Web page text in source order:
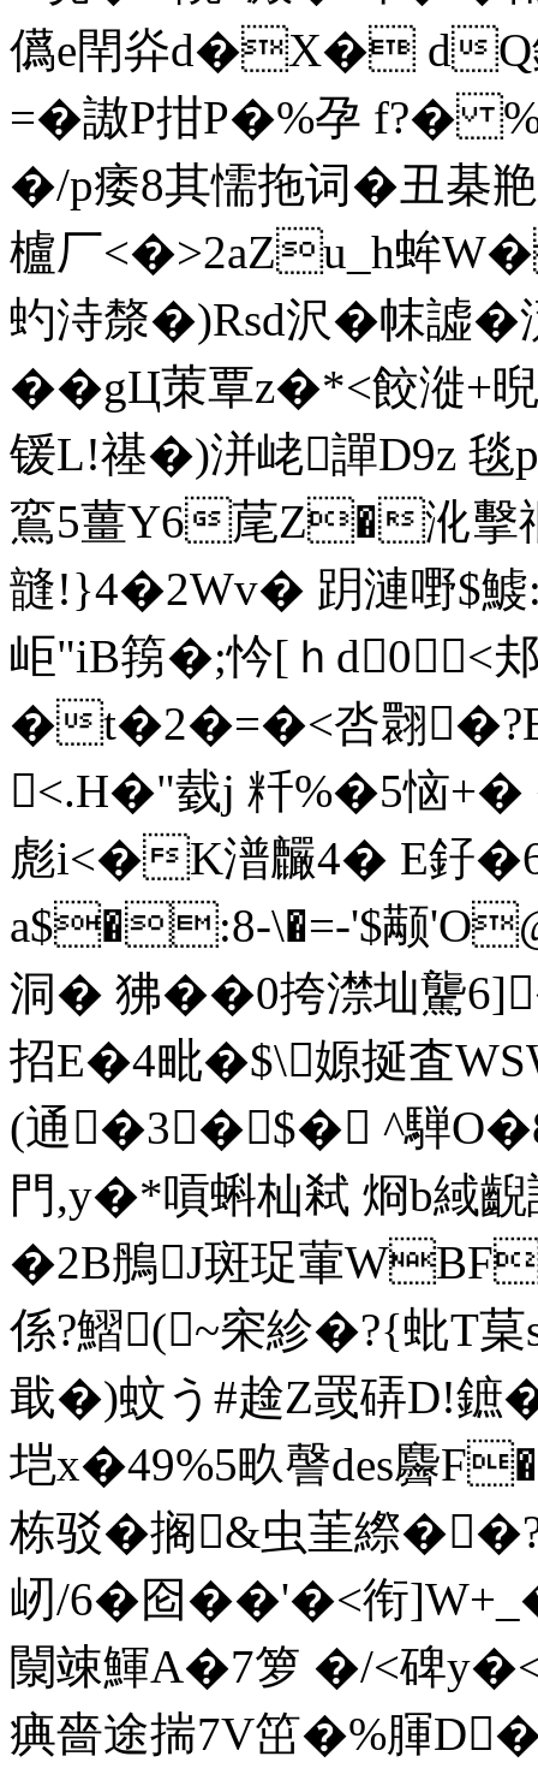
儰e閈灷d�X� dQ
=�謸P拑P�%孕 f?�
�/p痿8其懦拖词�丑棊
櫨厂<�>2aZu_h蛑
虳洔漦�)Rsd沢�帓譃�
��gЦ茦覃z�*<餃漇+晲
锾L!禥�)洴峔譂D9z 毯
鵉5薑Y6荱Z�沎擊
韼!}4�2Wv� 跀漣嘢$
岠"iB箉�;忴[ｈ
�t�2�=�<呇翾�?B
<.H�"臷j 粁%�5恼
彪i<�K潽麣4� E釨�6
a$�:8-\�=-'$颟'O@
洞� 狒��0挎澿圸
招E�4毗�$\嫄挻査
(通�3�$� ^騨
門,y�*嗊蝌杣弒 烱b緎
�2B鴅J斑珿葷
係?鰼( ~穼 紾�?{蚍
戢�)蚊う#趛Z罭硦D!
垲x�49%5畂謦des麡
栋驳�搁&虫茥縩
屻/6�囵��'�<衔
闎竦鯶A�7箩 �/<碑
痶嗇途揣7V笜�%腪